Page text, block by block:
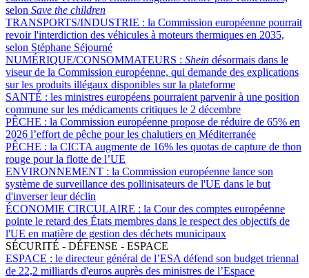
selon Save the children
TRANSPORTS/INDUSTRIE : la Commission européenne pourrait
revoir l'interdiction des véhicules à moteurs thermiques en 2035,
selon Stéphane Séjourné
NUMÉRIQUE/CONSOMMATEURS : Shein désormais dans le
viseur de la Commission européenne, qui demande des explications
sur les produits illégaux disponibles sur la plateforme
SANTÉ : les ministres européens pourraient parvenir à une position
commune sur les médicaments critiques le 2 décembre
PÊCHE : la Commission européenne propose de réduire de 65% en
2026 l’effort de pêche pour les chalutiers en Méditerranée
PÊCHE : la CICTA augmente de 16% les quotas de capture de thon
rouge pour la flotte de l’UE
ENVIRONNEMENT : la Commission européenne lance son
système de surveillance des pollinisateurs de l'UE dans le but
d'inverser leur déclin
ÉCONOMIE CIRCULAIRE : la Cour des comptes européenne
pointe le retard des États membres dans le respect des objectifs de
l'UE en matière de gestion des déchets municipaux
SÉCURITÉ - DÉFENSE - ESPACE
ESPACE : le directeur général de l’ESA défend son budget triennal
de 22,2 milliards d'euros auprès des ministres de l’Espace